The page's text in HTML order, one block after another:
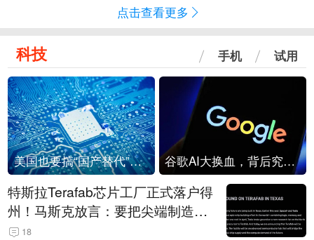
点击查看更多
科技 手机 试用
美国也要搞“国产替代”？先算清三笔账 谷歌AI大换血，背后究竟发生了什么？
特斯拉Terafab芯片工厂正式落户得
州！马斯克放言：要把尖端制造带
回美国
18